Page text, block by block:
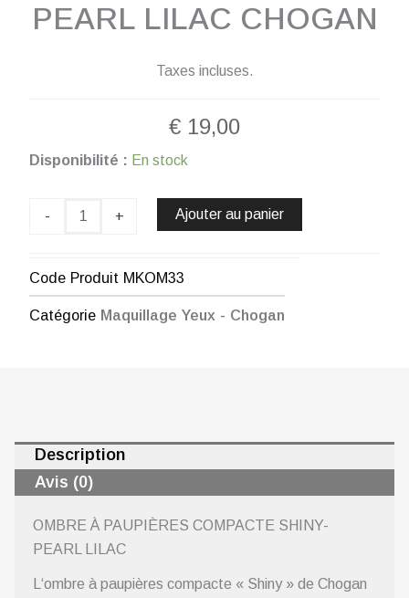
PEARL LILAC CHOGAN
Taxes incluses.
€ 19,00
Disponibilité : En stock
-
quantité
PEARL
CHOGAN
+ Ajouter au panier
Code Produit MKOM33
Catégorie Maquillage Yeux - Chogan
Description
Avis (0)
OMBRE À PAUPIÈRES COMPACTE SHINY-
PEARL LILAC
‘ombre à paupières compacte « Shiny » de Chogan